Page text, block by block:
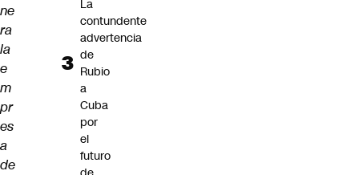
ne
ra
la
e
m
pr
es
a
de
La
contundente
advertencia
de
Rubio
a
Cuba
por
el
futuro